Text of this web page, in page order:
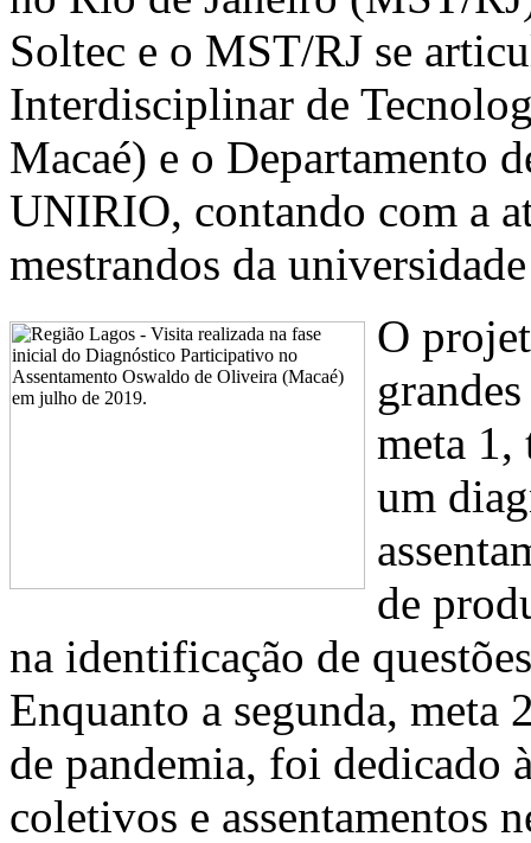
Soltec e o MST/RJ se
Interdisciplinar de
Macaé) e o Departamento
UNIRIO, contando com a
mestrandos da
O
meta 1,
um
de
na identificação de
Enquanto a segunda, meta
de pandemia, foi dedicado
coletivos e assentamentos